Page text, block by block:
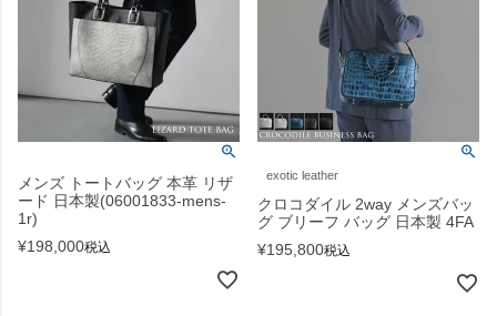
メンズ トートバッグ 本革 リザ
ード 日本製(06001833-mens-
1r)
¥198,000税込
exotic leather
クロコダイル 2way メンズバッ
グ ブリーフ バッグ 日本製 4FA
¥195,800税込